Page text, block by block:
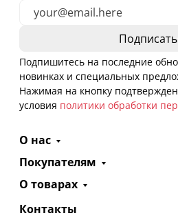
Подпишитесь на последние
новинках и специальных
Нажимая на кнопку
условия политики обработки
О нас
Покупателям
О товарах
Контакты